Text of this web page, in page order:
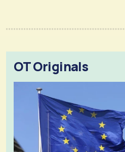
OT Originals